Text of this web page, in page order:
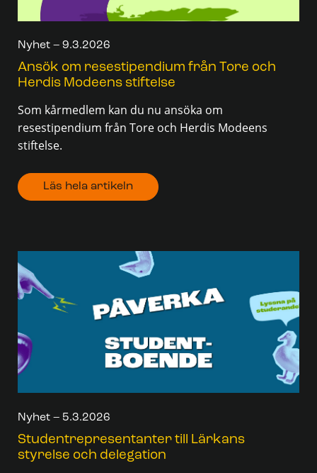
Nyhet – 9.3.2026
Ansök om resestipendium från Tore och
Herdis Modeens stiftelse
Som kårmedlem kan du nu ansöka om
resestipendium från Tore och Herdis Modeens
stiftelse.
Läs hela artikeln
Nyhet – 5.3.2026
Studentrepresentanter till Lärkans
styrelse och delegation